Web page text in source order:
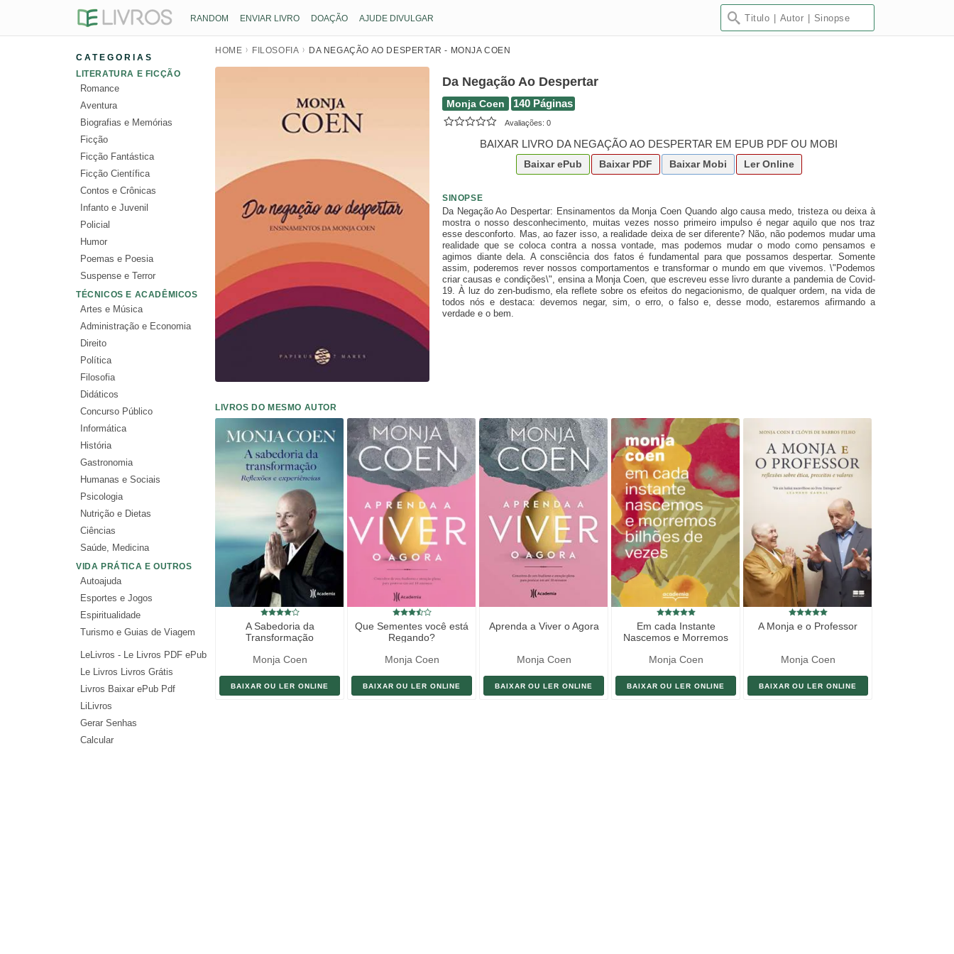
RANDOM ENVIAR LIVRO DOAÇÃO AJUDE DIVULGAR
CATEGORIAS
LITERATURA E FICÇÃO
Romance
Aventura
Biografias e Memórias
Ficção
Ficção Fantástica
Ficção Científica
Contos e Crônicas
Infanto e Juvenil
Policial
Humor
Poemas e Poesia
Suspense e Terror
TÉCNICOS E ACADÊMICOS
Artes e Música
Administração e Economia
Direito
Política
Filosofia
Didáticos
Concurso Público
Informática
História
Gastronomia
Humanas e Sociais
Psicologia
Nutrição e Dietas
Ciências
Saúde, Medicina
VIDA PRÁTICA E OUTROS
Autoajuda
Esportes e Jogos
Espiritualidade
Turismo e Guias de Viagem
LeLivros - Le Livros PDF ePub
Le Livros Livros Grátis
Livros Baixar ePub Pdf
LiLivros
Gerar Senhas
Calcular
HOME FILOSOFIA DA NEGAÇÃO AO DESPERTAR - MONJA COEN
Da Negação Ao Despertar
Monja Coen 140 Páginas
Avaliações: 0
BAIXAR LIVRO DA NEGAÇÃO AO DESPERTAR EM EPUB PDF OU MOBI
Baixar ePub Baixar PDF Baixar Mobi Ler Online
SINOPSE
Da Negação Ao Despertar: Ensinamentos da Monja Coen Quando algo causa medo, tristeza ou deixa à
mostra o nosso desconhecimento, muitas vezes nosso primeiro impulso é negar aquilo que nos traz
esse desconforto. Mas, ao fazer isso, a realidade deixa de ser diferente? Não, não podemos mudar uma
realidade que se coloca contra a nossa vontade, mas podemos mudar o modo como pensamos e
agimos diante dela. A consciência dos fatos é fundamental para que possamos despertar. Somente
assim, poderemos rever nossos comportamentos e transformar o mundo em que vivemos. \"Podemos
criar causas e condições\", ensina a Monja Coen, que escreveu esse livro durante a pandemia de Covid-
19. À luz do zen-budismo, ela reflete sobre os efeitos do negacionismo, de qualquer ordem, na vida de
todos nós e destaca: devemos negar, sim, o erro, o falso e, desse modo, estaremos afirmando a
verdade e o bem.
LIVROS DO MESMO AUTOR
A Sabedoria da
Transformação
Monja Coen
BAIXAR OU LER ONLINE
Que Sementes você está
Regando?
Monja Coen
BAIXAR OU LER ONLINE
Aprenda a Viver o Agora
Monja Coen
BAIXAR OU LER ONLINE
Em cada Instante
Nascemos e Morremos
Monja Coen
BAIXAR OU LER ONLINE
A Monja e o Professor
Monja Coen
BAIXAR OU LER ONLINE